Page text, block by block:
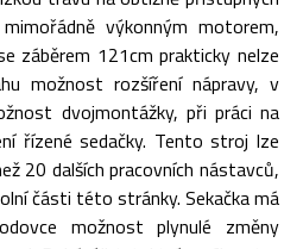
výkonným motorem,
záběrem 121cm prakticky nelze
možnost rozšíření nápravy, v
dvojmontážky, při práci na
řízené sedačky. Tento stroj lze
20 dalších pracovních nástavců,
části této stránky. Sekačka má
možnost plynulé změny